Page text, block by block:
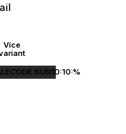
Více